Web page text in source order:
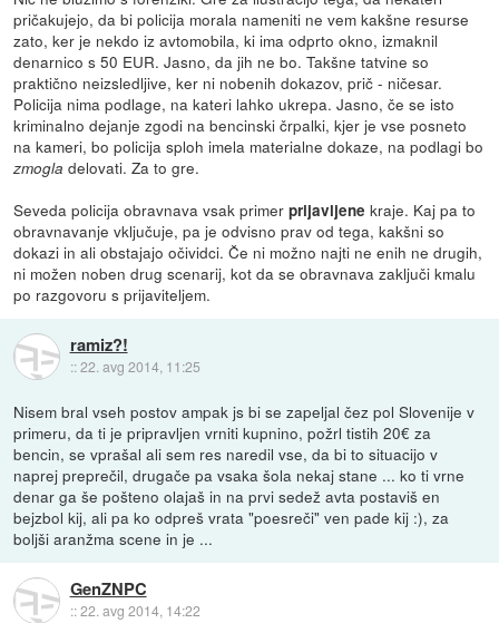
pričakujejo, da bi policija morala nameniti ne vem kakšne resurse
zato, ker je nekdo iz avtomobila, ki ima odprto okno, izmaknil
denarnico s 50 EUR. Jasno, da jih ne bo. Takšne tatvine so
praktično neizsledljive, ker ni nobenih dokazov, prič - ničesar.
Policija nima podlage, na kateri lahko ukrepa. Jasno, če se isto
kriminalno dejanje zgodi na bencinski črpalki, kjer je vse posneto
na kameri, bo policija sploh imela materialne dokaze, na podlagi bo
zmogla delovati. Za to gre.
Seveda policija obravnava vsak primerprijavljene kraje. Kaj pa to
obravnavanje vključuje, pa je odvisno prav od tega, kakšni so
dokazi in ali obstajajo očividci. Če ni možno najti ne enih ne drugih,
ni možen noben drug scenarij, kot da se obravnava zaključi kmalu
po razgovoru s prijaviteljem.
ramiz?!
::22. avg 2014, 11:25
Nisem bral vseh postov ampak js bi se zapeljal čez pol Slovenije v
primeru, da ti je pripravljen vrniti kupnino, požrl tistih 20€ za
bencin, se vprašal ali sem res naredil vse, da bi to situacijo v
naprej preprečil, drugače pa vsaka šola nekaj stane ... ko ti vrne
denar ga še pošteno olajaš in na prvi sedež avta postaviš en
bejzbol kij, ali pa ko odpreš vrata "poesreči" ven pade kij :), za
boljši aranžma scene in je ...
GenZNPC
::22. avg 2014, 14:22